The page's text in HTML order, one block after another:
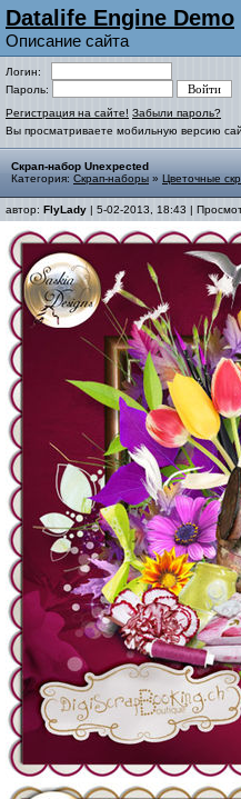
Datalife Engine Demo
Описание сайта
Логин:
Пароль:
Регистрация на сайте! Забыли пароль?
Вы просматриваете мобильную версию
Скрап-набор Unexpected
Категория: Скрап-наборы » Цветочные
автор: FlyLady | 5-02-2013, 18:43 |